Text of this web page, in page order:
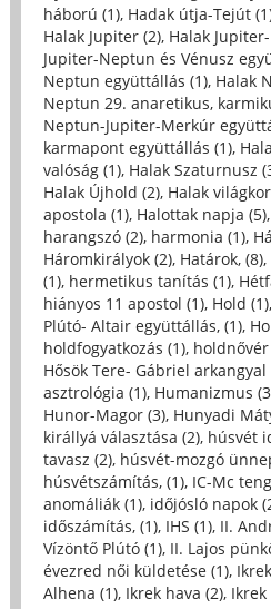
háború (1), Hadak útja-Tejút
Halak Jupiter (2), Halak
Jupiter-Neptun és Vénusz
Neptun együttállás (1), Halak
Neptun 29. anaretikus,
Neptun-Jupiter-Merkúr
karmapont együttállás (1),
valóság (1), Halak Szaturnusz
Halak Újhold (2), Halak
apostola (1), Halottak napja (5),
harangszó (2), harmonia (1),
Háromkirályok (2), Határok, (8),
(1), hermetikus tanítás (1),
hiányos 11 apostol (1), Hold (1),
Plútó- Altair együttállás, (1),
holdfogyatkozás (1), holdnővér
Hősök Tere- Gábriel arkangyal
asztrológia (1), Humanizmus
Hunor-Magor (3), Hunyadi
királlyá választása (2), húsvét
tavasz (2), húsvét-mozgó
húsvétszámítás, (1), IC-Mc
anomáliák (1), időjósló napok
időszámítás, (1), IHS (1), II.
Vízöntő Plútó (1), II. Lajos
évezred női küldetése (1),
Alhena (1), Ikrek hava (2),